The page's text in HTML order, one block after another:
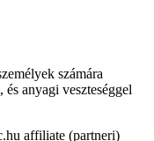
számára
anyagi veszteséggel
affiliate (partneri)